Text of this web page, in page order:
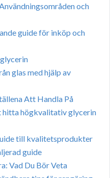
och
guide för inköp och
glas med hjälp av
Att Handla På
hitta högkvalitativ glycerin
till kvalitetsprodukter
guide
Vad Du Bör Veta